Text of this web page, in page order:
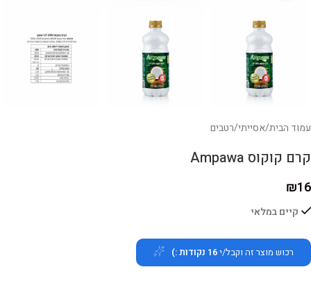
עמוד הבית/אסייתי/רטבים
קרם קוקוס Ampawa
₪16
קיים במלאי
רכוש מוצר זה וקבל/י16 נקודות :)